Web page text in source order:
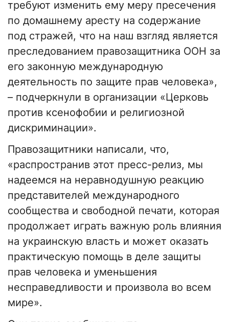
требуют изменить ему меру пресечения
по домашнему аресту на содержание
под стражей, что на наш взгляд является
преследованием правозащитника ООН за
его законную международную
деятельность по защите прав человека»,
– подчеркнули в организации «Церковь
против ксенофобии и религиозной
дискриминации».
Правозащитники написали, что,
«распространив этот пресс-релиз, мы
надеемся на неравнодушную реакцию
представителей международного
сообщества и свободной печати, которая
продолжает играть важную роль влияния
на украинскую власть и может оказать
практическую помощь в деле защиты
прав человека и уменьшения
несправедливости и произвола во всем
мире».